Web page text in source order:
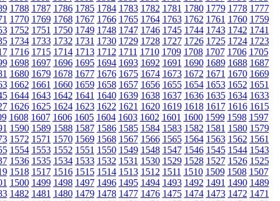
1788 1787 1786 1785 1784 1783 1782 1781 1780 1779 1778 1777
1770 1769 1768 1767 1766 1765 1764 1763 1762 1761 1760 1759
1752 1751 1750 1749 1748 1747 1746 1745 1744 1743 1742 1741
1734 1733 1732 1731 1730 1729 1728 1727 1726 1725 1724 1723
1716 1715 1714 1713 1712 1711 1710 1709 1708 1707 1706 1705
1698 1697 1696 1695 1694 1693 1692 1691 1690 1689 1688 1687
1680 1679 1678 1677 1676 1675 1674 1673 1672 1671 1670 1669
1662 1661 1660 1659 1658 1657 1656 1655 1654 1653 1652 1651
1644 1643 1642 1641 1640 1639 1638 1637 1636 1635 1634 1633
1626 1625 1624 1623 1622 1621 1620 1619 1618 1617 1616 1615
1608 1607 1606 1605 1604 1603 1602 1601 1600 1599 1598 1597
1590 1589 1588 1587 1586 1585 1584 1583 1582 1581 1580 1579
1572 1571 1570 1569 1568 1567 1566 1565 1564 1563 1562 1561
1554 1553 1552 1551 1550 1549 1548 1547 1546 1545 1544 1543
1536 1535 1534 1533 1532 1531 1530 1529 1528 1527 1526 1525
1518 1517 1516 1515 1514 1513 1512 1511 1510 1509 1508 1507
1500 1499 1498 1497 1496 1495 1494 1493 1492 1491 1490 1489
1482 1481 1480 1479 1478 1477 1476 1475 1474 1473 1472 1471